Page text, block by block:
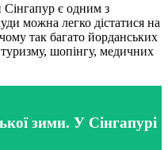
є одним з
можна легко дістатися на
так багато йорданських
шопінгу, медичних
зими. У Сінгапурі